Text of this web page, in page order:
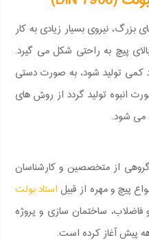
نیروی بسیار زیادی به کار
پیچ به راحتی شکل می گیرد.
کمی تولید شود، به صورت دستی
انبوه تولید گردد از روش های
می شود.
از متخصصین و کارشناسان
پیچ و مهره از قبیلاستاد بولت
ساختمان سازی و پروژه
پیش آغاز کرده است.